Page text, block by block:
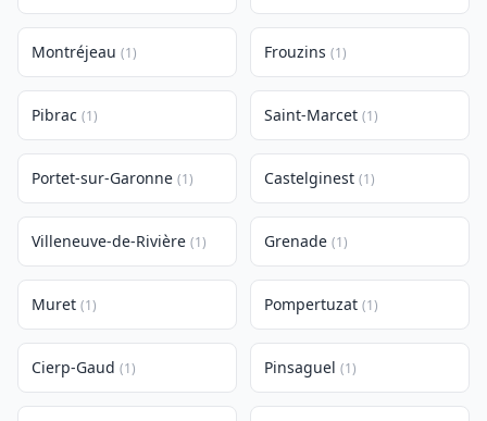
Montréjeau (1) Frouzins (1)
Pibrac (1) Saint-Marcet (1)
Portet-sur-Garonne (1) Castelginest (1)
Villeneuve-de-Rivière (1) Grenade (1)
Muret (1) Pompertuzat (1)
Cierp-Gaud (1) Pinsaguel (1)